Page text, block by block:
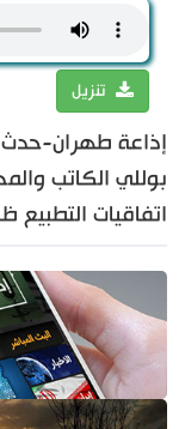
تنزيل
إذاعة طهران-حدث
بوللي الكاتب
اتفاقيات